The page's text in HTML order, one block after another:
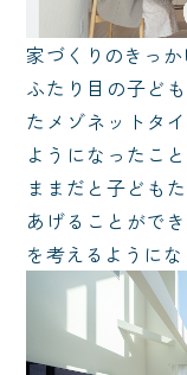
家づくりのきっ
ふたり目の子ど
たメゾネットタ
ようになったこ
ままだと子ども
あげることがで
を考えるようにな